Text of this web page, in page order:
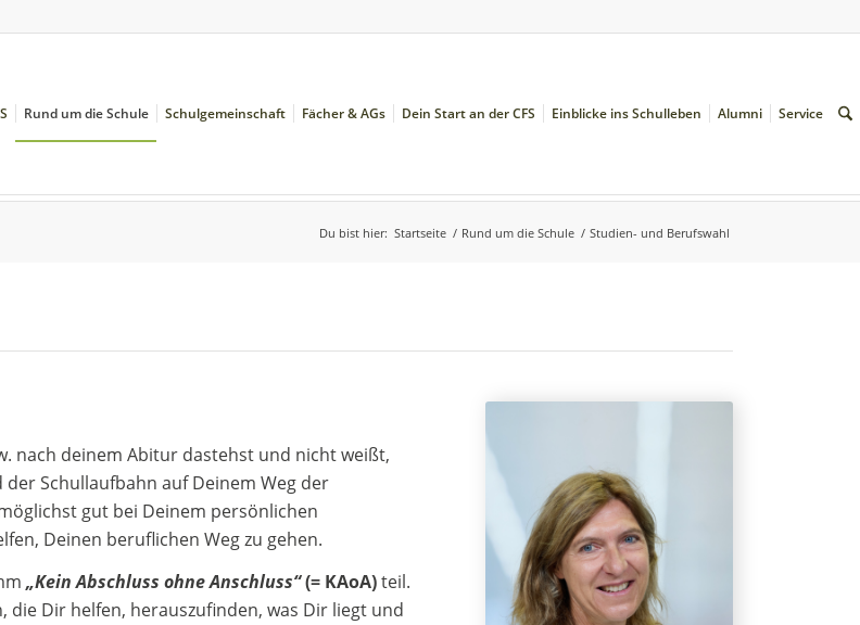
Rund um die Schule Schulgemeinschaft Fächer & AGs Dein Start an der CFS Einblicke ins Schulleben Alumni Service
Du bist hier: Startseite / Rund um die Schule / Studien- und Berufswahl
nach deinem Abitur dastehst und nicht weißt,
Schullaufbahn auf Deinem Weg der
gut bei Deinem persönlichen
Deinen beruflichen Weg zu gehen.
„Kein Abschluss ohne Anschluss“(= KAoA)teil.
Dir helfen, herauszufinden, was Dir liegt und